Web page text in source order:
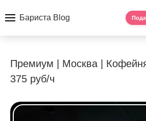
Бариста Blog
Премиум | Москва |
375 руб/ч